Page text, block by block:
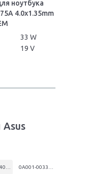
ноутбука
4.0x1.35mm
33 W
19 V